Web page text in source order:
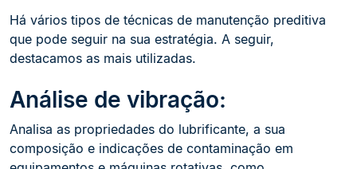
Há vários tipos de técnicas de manutenção preditiva
que pode seguir na sua estratégia. A seguir,
destacamos as mais utilizadas.
Análise de vibração:
Analisa as propriedades do lubrificante, a sua
composição e indicações de contaminação em